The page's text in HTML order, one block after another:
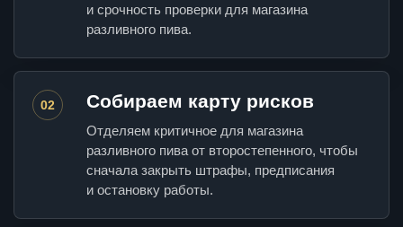
и срочность проверки для магазина
разливного пива.
02 Собираем карту рисков
Отделяем критичное для магазина
разливного пива от второстепенного, чтобы
сначала закрыть штрафы, предписания
и остановку работы.